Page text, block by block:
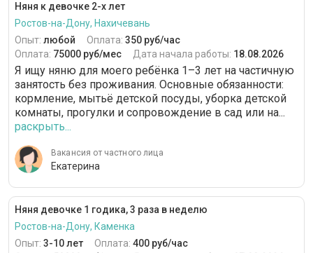
Няня к девочке 2-х лет
Ростов-на-Дону, Нахичевань
Опыт: любой Оплата: 350 руб/час
Оплата: 75000 руб/мес Дата начала работы: 18.08.2026
Я ищу няню для моего ребёнка 1–3 лет на частичную
занятость без проживания. Основные обязанности:
кормление, мытьё детской посуды, уборка детской
комнаты, прогулки и сопровождение в сад или на...
раскрыть...
Вакансия от частного лица
Екатерина
Няня девочке 1 годика, 3 раза в неделю
Ростов-на-Дону, Каменка
Опыт: 3-10 лет Оплата: 400 руб/час